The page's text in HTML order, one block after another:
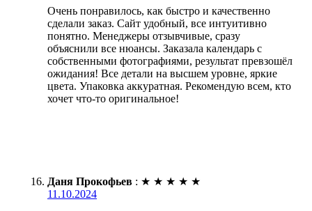
Очень понравилось, как быстро и качественно
сделали заказ. Сайт удобный, все интуитивно
понятно. Менеджеры отзывчивые, сразу
объяснили все нюансы. Заказала календарь с
собственными фотографиями, результат превзошёл
ожидания! Все детали на высшем уровне, яркие
цвета. Упаковка аккуратная. Рекомендую всем, кто
хочет что-то оригинальное!
Даня Прокофьев : ★ ★ ★ ★ ★
11.10.2024